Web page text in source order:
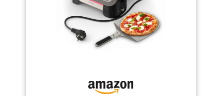
Foncé.
amovible pour un nettoyage
simplifié. Accessoires complets
inclus Livré avec une pierre
réfractaire professionnelle, une
pelle à pizza en aluminium (12")
et un couvercle protecteur.
de délicieuses tartes salées,
des toasts, des panzerotti ou
même de réchauffer les
aliments avant de les servir
PRÊT EN UN SEUL
MOUVEMENT : en seulement 4